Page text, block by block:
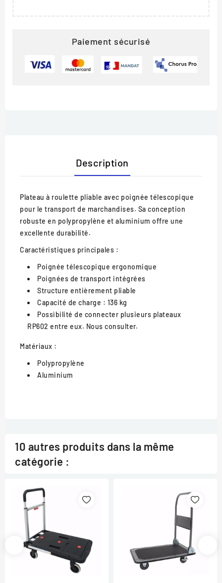
Paiement sécurisé
Description
Plateau à roulette pliable avec poignée télescopique
pour le transport de marchandises. Sa conception
robuste en polypropylène et aluminium offre une
excellente durabilité.
Caractéristiques principales :
Poignée télescopique ergonomique
Poignées de transport intégrées
Structure entièrement pliable
Capacité de charge : 136 kg
Possibilité de connecter plusieurs plateaux
RP602 entre eux. Nous consulter.
Matériaux :
Polypropylène
Aluminium
10 autres produits dans la même
catégorie :